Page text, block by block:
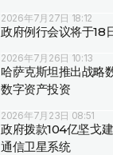
2026年7月27日 18:12
政府例行会议将于18
2026年7月26日 10:13
哈萨克斯坦推出战略
数字资产投资
2026年7月23日 08:51
政府拨款104亿坚戈
通信卫星系统